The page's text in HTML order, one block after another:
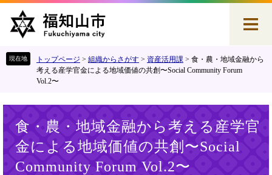
トップページ > 組織からさがす > 資産活用課 > 食・農・地域金融から
考える産学官金による地域価値の共創〜Social Community Forum
Vol.2〜
食・農・地域金融から考える産学官
金による地域価値の共創〜Social
Community Forum Vol.2〜